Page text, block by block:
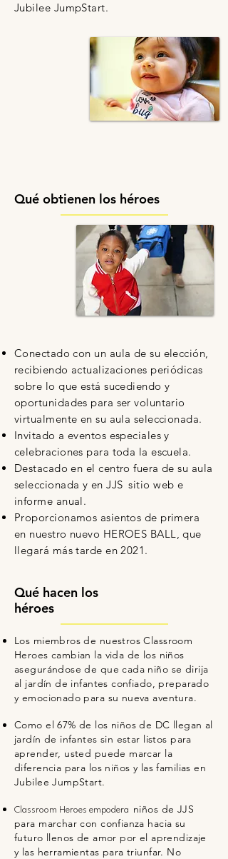
Jubilee JumpStart.
Qué obtienen los héroes
Conectado con un aula de su elección,
recibiendo actualizaciones periódicas
sobre lo que está sucediendo y
oportunidades para ser voluntario
virtualmente en su aula seleccionada.
Invitado a eventos especiales y
celebraciones para toda la escuela.
Destacado en el centro fuera de su aula
seleccionada y en JJS sitio web e
informe anual.
Proporcionamos asientos de primera
en nuestro nuevo HEROES BALL, que
llegará más tarde en 2021.
Qué hacen los
héroes
Los miembros de nuestros Classroom
Heroes cambian la vida de los niños
asegurándose de que cada niño se dirija
al jardín de infantes confiado, preparado
y emocionado para su nueva aventura.
Como el 67% de los niños de DC llegan al
jardín de infantes sin estar listos para
aprender, usted puede marcar la
diferencia para los niños y las familias en
Jubilee JumpStart.
Classroom Heroes empodera niños de JJS
para marchar con confianza hacia su
futuro llenos de amor por el aprendizaje
y las herramientas para triunfar. No